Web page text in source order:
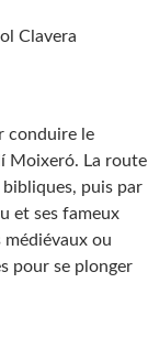
Clavera
conduire le
Moixeró. La route
bibliques, puis par
et ses fameux
ou
pour se plonger